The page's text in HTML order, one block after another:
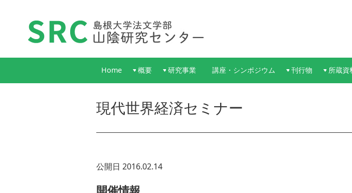
Home 概要 研究事業 講座・シンポジウム 刊行物 所蔵資
現代世界経済セミナー
公開日 2016.02.14